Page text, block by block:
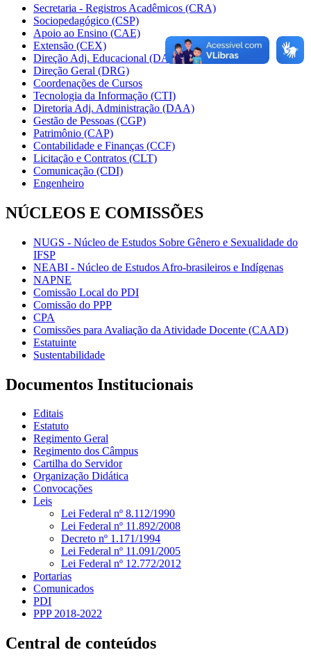
Secretaria - Registros Acadêmicos (CRA)
Sociopedagógico (CSP)
Apoio ao Ensino (CAE)
Extensão (CEX)
Direção Adj. Educacional (DAE)
Direção Geral (DRG)
Coordenações de Cursos
Tecnologia da Informação (CTI)
Diretoria Adj. Administração (DAA)
Gestão de Pessoas (CGP)
Patrimônio (CAP)
Contabilidade e Finanças (CCF)
Licitação e Contratos (CLT)
Comunicação (CDI)
Engenheiro
NÚCLEOS E COMISSÕES
NUGS - Núcleo de Estudos Sobre Gênero e Sexualidade do
IFSP
NEABI - Núcleo de Estudos Afro-brasileiros e Indígenas
NAPNE
Comissão Local do PDI
Comissão do PPP
CPA
Comissões para Avaliação da Atividade Docente (CAAD)
Estatuinte
Sustentabilidade
Documentos Institucionais
Editais
Estatuto
Regimento Geral
Regimento dos Câmpus
Cartilha do Servidor
Organização Didática
Convocações
Leis
Lei Federal nº 8.112/1990
Lei Federal nº 11.892/2008
Decreto nº 1.171/1994
Lei Federal nº 11.091/2005
Lei Federal nº 12.772/2012
Portarias
Comunicados
PDI
PPP 2018-2022
Central de conteúdos